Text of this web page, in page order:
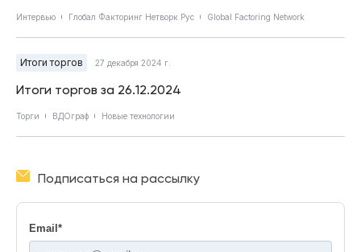
Интервью Глобал Факторинг Нетворк Рус Global Factoring Network
Итоги торгов 27 декабря 2024 г.
Итоги торгов за 26.12.2024
Торги ВДОграф Новые технологии
Подписаться на рассылку
Email *